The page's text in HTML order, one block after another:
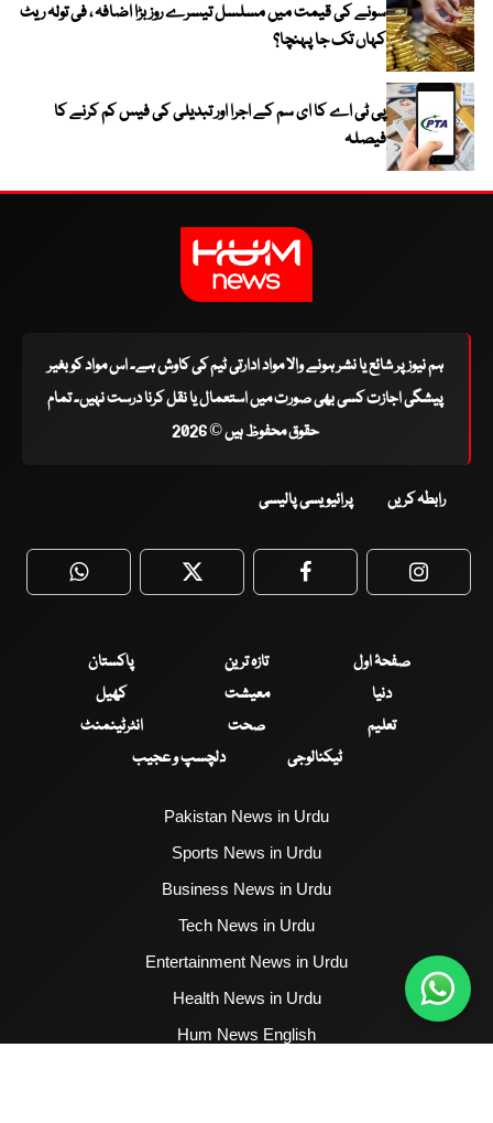
سونے کی قیمت میں مسلسل تیسرے روز بڑا اضافہ ، فی تولہ ریٹ
کہاں تک جا پہنچا؟
پی ٹی اے کا ای سم کے اجرا اور تبدیلی کی فیس کم کرنے کا
فیصلہ
ہم نیوز پر شائع یا نشر ہونے والا مواد ادارتی ٹیم کی کاوش ہے۔ اس مواد کو بغیر
پیشگی اجازت کسی بھی صورت میں استعمال یا نقل کرنا درست نہیں۔ تمام
حقوق محفوظ ہیں © 2026
رابطہ کریں پرائیویسی پالیسی
WhatsApp Twitter Facebook
صفحۂ اول تازہ ترین
پاکستان
دنیا
معیشت
کھیل
تعلیم
صحت
انٹرٹینمنٹ
ٹیکنالوجی
دلچسپ و عجیب
Pakistan News in Urdu
Sports News in Urdu
Business News in Urdu
Tech News in Urdu
Entertainment News in Urdu
Health News in Urdu
Hum News English